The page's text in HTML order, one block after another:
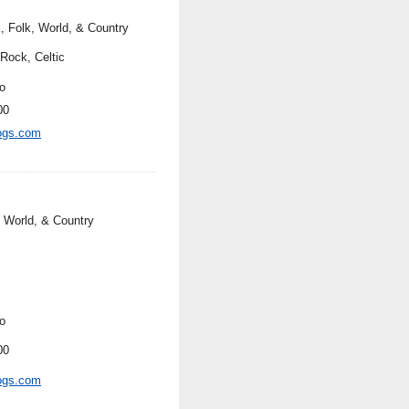
Folk, World, & Country
Celtic
World, & Country